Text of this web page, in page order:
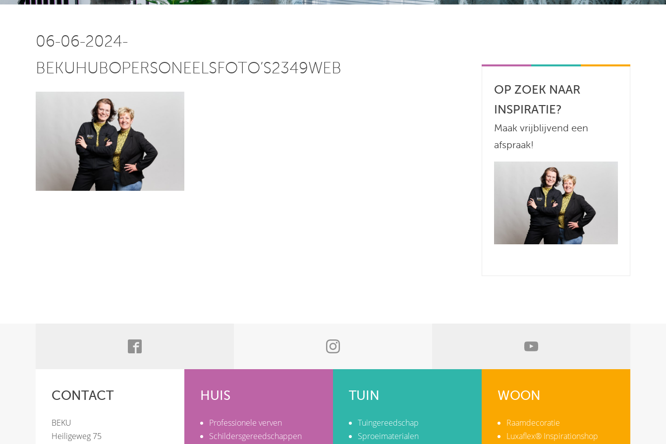
06-06-2024-
BEKUHUBOPERSONEELSFOTO’S2349WEB
OP ZOEK NAAR
INSPIRATIE?
Maak vrijblijvend een
afspraak!
CONTACT
BEKU
Heiligeweg 75
HUIS
Professionele verven
Schildersgereedschappen
TUIN
Tuingereedschap
Sproeimaterialen
WOON
Raamdecoratie
Luxaflex® Inspirationshop